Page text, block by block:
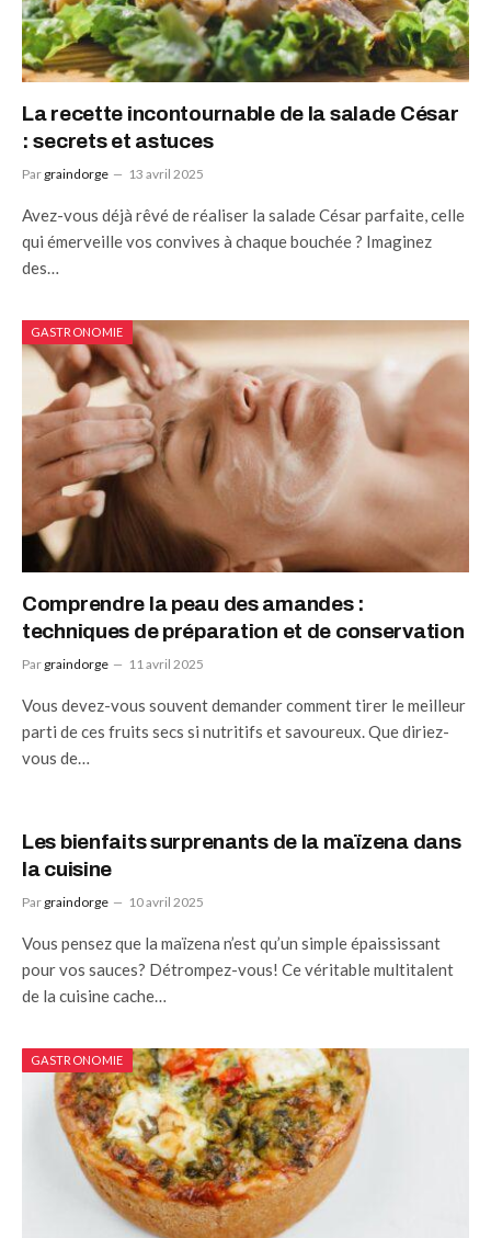
La recette incontournable de la salade César
: secrets et astuces
Par graindorge 13 avril 2025
Avez-vous déjà rêvé de réaliser la salade César parfaite, celle
qui émerveille vos convives à chaque bouchée ? Imaginez
des…
GASTRONOMIE
Comprendre la peau des amandes :
techniques de préparation et de conservation
Par graindorge 11 avril 2025
Vous devez-vous souvent demander comment tirer le meilleur
parti de ces fruits secs si nutritifs et savoureux. Que diriez-
vous de…
Les bienfaits surprenants de la maïzena dans
la cuisine
Par graindorge 10 avril 2025
Vous pensez que la maïzena n’est qu’un simple épaississant
pour vos sauces? Détrompez-vous! Ce véritable multitalent
de la cuisine cache…
GASTRONOMIE